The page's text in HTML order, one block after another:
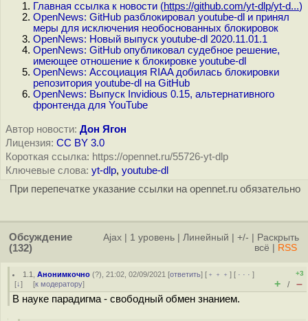
Главная ссылка к новости (https://github.com/yt-dlp/yt-d...)
OpenNews: GitHub разблокировал youtube-dl и принял
меры для исключения необоснованных блокировок
OpenNews: Новый выпуск youtube-dl 2020.11.01.1
OpenNews: GitHub опубликовал судебное решение,
имеющее отношение к блокировке youtube-dl
OpenNews: Ассоциация RIAA добилась блокировки
репозитория youtube-dl на GitHub
OpenNews: Выпуск Invidious 0.15, альтернативного
фронтенда для YouTube
Автор новости: Дон Ягон
Лицензия: CC BY 3.0
Короткая ссылка: https://opennet.ru/55726-yt-dlp
Ключевые слова: yt-dlp, youtube-dl
При перепечатке указание ссылки на opennet.ru обязательно
Обсуждение
(132)
Ajax 1 уровень Линейный +/-
Раскрыть
всё
RSS
1.1 ,Анонимкочно (?), 21:02, 02/09/2021 [ответить] [ ﹢﹢﹢] [ · · ·]
[↓] [к модератору]
+3
+ / –
В науке парадигма - свободный обмен знанием.